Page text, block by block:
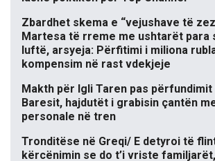
Zbardhet skema e “vejushave të
Martesa të rreme me ushtarët para
luftë, arsyeja: Përfitimi i miliona
kompensim në rast vdekjeje
Makth për Igli Taren pas
Baresit, hajdutët i grabisin çantën
personale në tren
Tronditëse në Greqi/ E detyroi të
kërcënimin se do t’i vriste